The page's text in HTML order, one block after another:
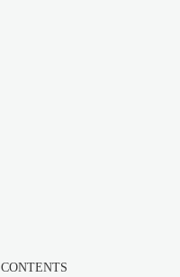
CONTENTS